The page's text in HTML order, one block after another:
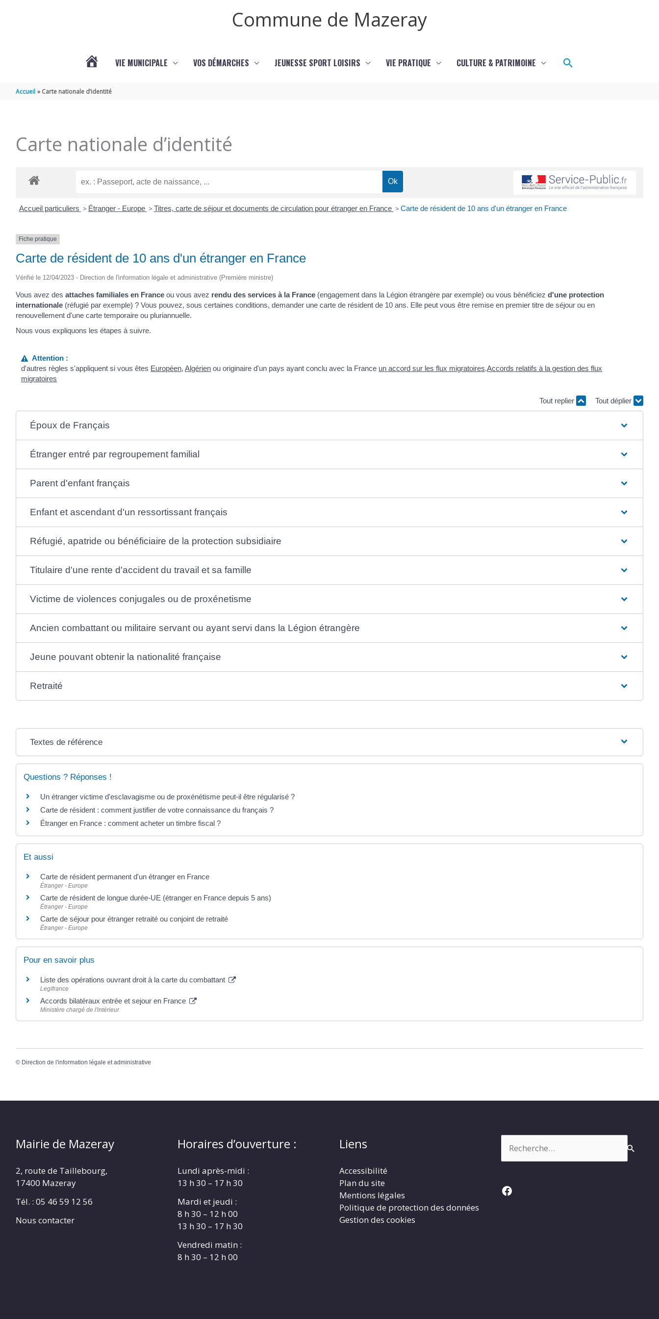
Commune de Mazeray
MAZERAY
VIE MUNICIPALE VOS DÉMARCHES JEUNESSE SPORT LOISIRS VIE PRATIQUE CULTURE & PATRIMOINE Rechercher
Accueil Carte nationale d’identité
Carte nationale d’identité
Accueil particuliers > Étranger - Europe > Titres, carte de séjour et documents de circulation pour étranger en France > Carte de résident de 10 ans d'un étranger en France
Fiche pratique
Carte de résident de 10 ans d'un étranger en France
Vérifié le 12/04/2023 - Direction de l'information légale et administrative (Première ministre)
Vous avez des attaches familiales en France ou vous avez rendu des services à la France (engagement dans la Légion étrangère par exemple) ou vous bénéficiez d'une protection
internationale (réfugié par exemple) ? Vous pouvez, sous certaines conditions, demander une carte de résident de 10 ans. Elle peut vous être remise en premier titre de séjour ou en
renouvellement d'une carte temporaire ou pluriannuelle.
Nous vous expliquons les étapes à suivre.
Attention :
d'autres règles s'appliquent si vous êtes Européen,Algérien ou originaire d'un pays ayant conclu avec la France un accord sur les flux migratoires.Accords relatifs à la gestion des flux
migratoires
Tout replier Tout déplier
Époux de Français
Étranger entré par regroupement familial
Parent d'enfant français
Enfant et ascendant d'un ressortissant français
Réfugié, apatride ou bénéficiaire de la protection subsidiaire
Titulaire d'une rente d'accident du travail et sa famille
Victime de violences conjugales ou de proxénetisme
Ancien combattant ou militaire servant ou ayant servi dans la Légion étrangère
Jeune pouvant obtenir la nationalité française
Retraité
Textes de référence
Questions ? Réponses !
Un étranger victime d'esclavagisme ou de proxénétisme peut-il être régularisé ?
Carte de résident : comment justifier de votre connaissance du français ?
Étranger en France : comment acheter un timbre fiscal ?
Et aussi
Carte de résident permanent d'un étranger en France
Étranger - Europe
Carte de résident de longue durée-UE (étranger en France depuis 5 ans)
Étranger - Europe
Carte de séjour pour étranger retraité ou conjoint de retraité
Étranger - Europe
Pour en savoir plus
Liste des opérations ouvrant droit à la carte du combattant
Legifrance
Accords bilatéraux entrée et sejour en France
Ministère chargé de l'intérieur
© Direction de l'information légale et administrative
Mairie de Mazeray
2, route de Taillebourg,
17400 Mazeray
Tél. : 05 46 59 12 56
Nous contacter
Horaires d’ouverture :
Lundi après-midi :
13 h 30 – 17 h 30
Mardi et jeudi :
8 h 30 – 12 h 00
13 h 30 – 17 h 30
Vendredi matin :
8 h 30 – 12 h 00
Liens
Accessibilité
Plan du site
Mentions légales
Politique de protection des données
Gestion des cookies
Facebook